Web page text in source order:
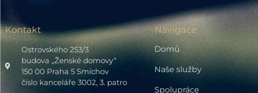
Kontakt
Ostrovského 253/3
budova „Ženské domovy“
150 00 Praha 5 Smíchov
číslo kanceláře 3002, 3. patro
Navigace
Domů
Naše služby
Spolupráce